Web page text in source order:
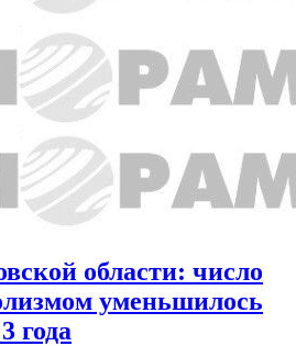
области: число
уменьшилось
года